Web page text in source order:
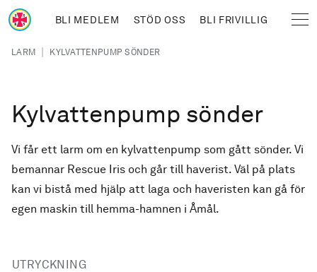
Hoppa till huvudinnehåll
BLI MEDLEM STÖD OSS BLI FRIVILLIG
Länkstig
LARM | KYLVATTENPUMP SÖNDER
Kylvattenpump sönder
Vi får ett larm om en kylvattenpump som gått sönder. Vi
bemannar Rescue Iris och går till haverist. Väl på plats
kan vi bistå med hjälp att laga och haveristen kan gå för
egen maskin till hemma-hamnen i Åmål.
UTRYCKNING